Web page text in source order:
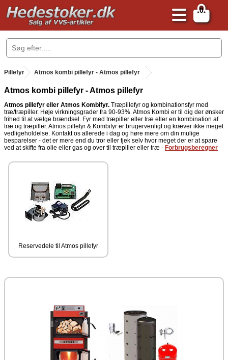
0
.
Pillefyr . Atmos kombi pillefyr - Atmos pillefyr
Atmos kombi pillefyr - Atmos pillefyr
Atmos pillefyr eller Atmos Kombifyr. Træpillefyr og kombinationsfyr med
træ/træpiller. Høje virkningsgrader fra 90-93%. Atmos Kombi er til dig der ønsker
frihed til at vælge brændsel. Fyr med træpiller eller træ eller en kombination af
træ og træpiller. Atmos pillefyr & Kombifyr er brugervenligt og kræver ikke meget
vedligeholdelse. Kontakt os allerede i dag og høre mere om din mulige
besparelser - det er mere end du tror eller tjek selv hvor meget der er at spare
ved at skifte fra olie eller gas og over til træpiller eller træ - Forbrugsberegner
Reservedele til Atmos pillefyr